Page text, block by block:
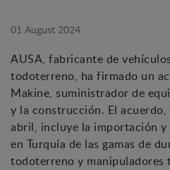
01 August 2024
AUSA, fabricante de
todoterreno, ha firmado un
Makine, suministrador de
y la construcción. El
abril, incluye la importación
en Turquía de las gamas de
todoterreno y manipuladores